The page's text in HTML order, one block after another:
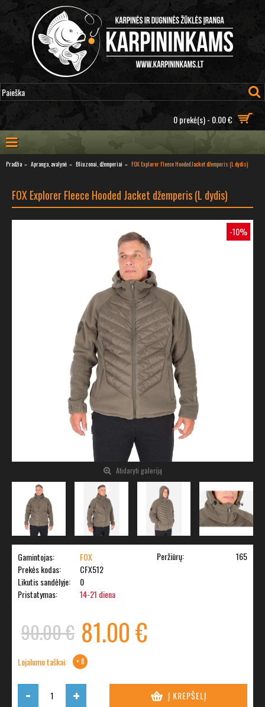
0 prekė(s) - 0.00 €
Pradžia Apranga, avalynė Bliuzonai, džemperiai FOX Explorer Fleece Hooded Jacket džemperis (L dydis)
FOX Explorer Fleece Hooded Jacket džemperis (L dydis)
-10%
Atidaryti galeriją
Gamintojas:
FOX
Prekės kodas:
CFX512
Likutis sandėlyje:
0
Pristatymas:
14-21 diena
Peržiūrų: 165
90.00 € 81.00 €
Lojalumo taškai: + 8
- + Į KREPŠELĮ